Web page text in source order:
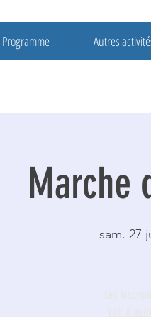
Programme Autres
Marche
sam. 27